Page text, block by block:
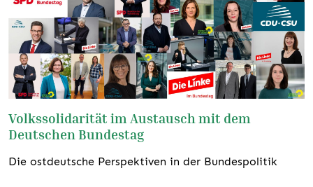
Volkssolidarität im Austausch mit dem
Deutschen Bundestag
Die ostdeutsche Perspektiven in der Bundespolitik